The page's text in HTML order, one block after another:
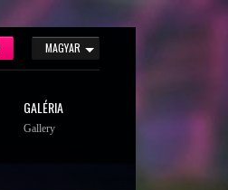
MAGYAR
GALÉRIA
Gallery